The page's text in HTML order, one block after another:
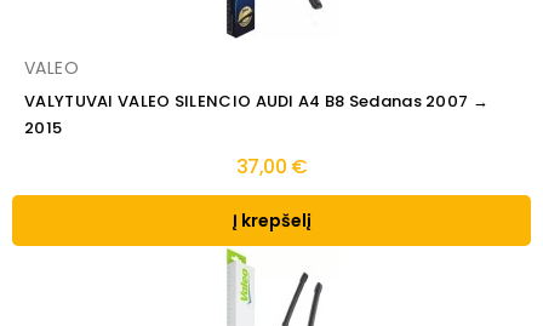
VALEO
VALYTUVAI VALEO SILENCIO AUDI A4 B8 Sedanas 2007 →
2015
37,00 €
Į krepšelį